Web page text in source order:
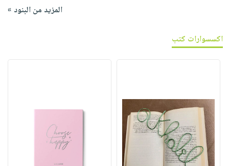
المزيد من البنود »
اكسسوارات كتب